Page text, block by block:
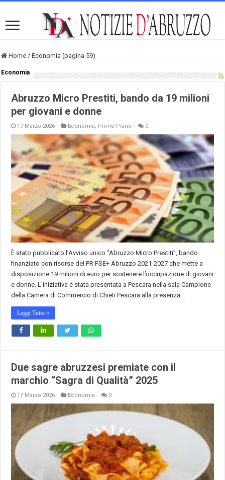
Home / Economia (pagina 59)
Economia
Abruzzo Micro Prestiti, bando da 19 milioni
per giovani e donne
17 Marzo 2026 Economia, Primo Piano 0
È stato pubblicato l’Avviso unico “Abruzzo Micro Prestiti”, bando
finanziato con risorse del PR FSE+ Abruzzo 2021-2027 che mette a
disposizione 19 milioni di euro per sostenere l’occupazione di giovani
e donne. L’iniziativa è stata presentata a Pescara nella sala Camplone
della Camera di Commercio di Chieti Pescara alla presenza …
Leggi Tutto »
Due sagre abruzzesi premiate con il
marchio “Sagra di Qualità” 2025
17 Marzo 2026 Economia 0